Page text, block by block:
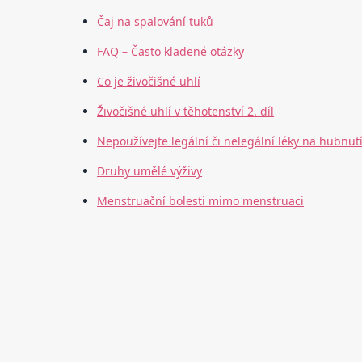
Čaj na spalování tuků
FAQ – Často kladené otázky
Co je živočišné uhlí
Živočišné uhlí v těhotenství 2. díl
Nepoužívejte legální či nelegální léky na
Druhy umělé výživy
Menstruační bolesti mimo menstruaci